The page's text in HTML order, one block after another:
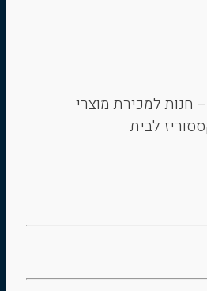
– חנות למכירת מוצרי
לבית